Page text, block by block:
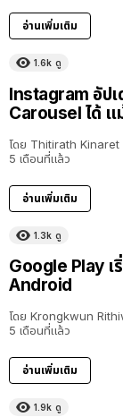
อ่านเพิ่มเติม
1.6k ดู
Instagram อัปเ
Carousel ได้ แ
โดย Thitirath Kinaret
5 เดือนที่แล้ว
อ่านเพิ่มเติม
1.3k ดู
Google Play เ
Android
โดย Krongkwun
5 เดือนที่แล้ว
อ่านเพิ่มเติม
1.9k ดู